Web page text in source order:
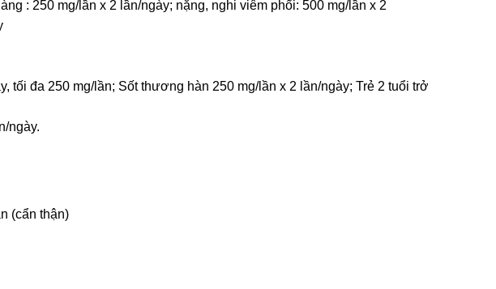
: 250 mg/lần x 2 lần/ngày; nặng, nghi viêm phổi: 500 mg/lần x 2
tối đa 250 mg/lần; Sốt thương hàn 250 mg/lần x 2 lần/ngày; Trẻ 2 tuổi trở
ngày.
(cẩn thận)